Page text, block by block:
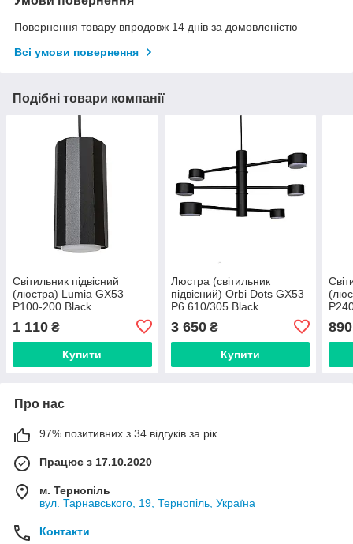
Повернення товару впродовж 14 днів за домовленістю
Всі умови повернення
Подібні товари компанії
Світильник підвісний
(люстра) Lumia GX53
P100-200 Black
1 110 ₴
Купити
Люстра (світильник
підвісний) Orbi Dots GX53
P6 610/305 Black
3 650₴
Купити
890
Про нас
97% позитивних з 34 відгуків за рік
Працює з 17.10.2020
м. Тернопіль
вул. Тарнавського, 19, Тернопіль, Україна
Контакти